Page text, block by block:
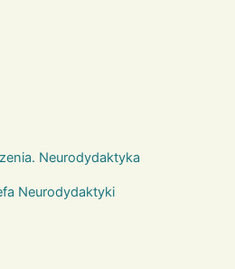
Neurodydaktyka
Neurodydaktyki